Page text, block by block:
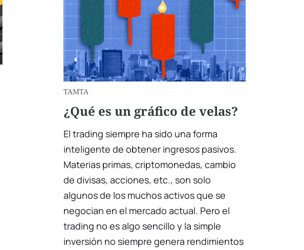
TAMTA
¿Qué es un gráfico de velas?
El trading siempre ha sido una forma
inteligente de obtener ingresos pasivos.
Materias primas, criptomonedas, cambio
de divisas, acciones, etc., son solo
algunos de los muchos activos que se
negocian en el mercado actual. Pero el
trading no es algo sencillo y la simple
inversión no siempre genera rendimientos